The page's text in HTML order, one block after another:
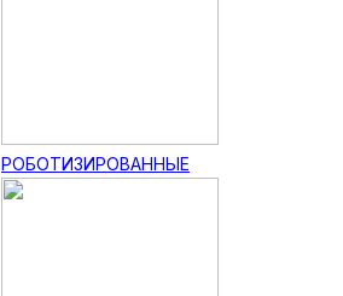
РОБОТИЗИРОВАННЫЕ